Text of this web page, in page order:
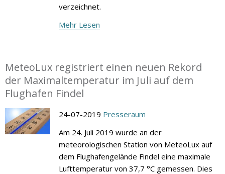
verzeichnet.
Mehr Lesen
MeteoLux registriert einen neuen Rekord
der Maximaltemperatur im Juli auf dem
Flughafen Findel
24-07-2019 Presseraum
Am 24. Juli 2019 wurde an der
meteorologischen Station von MeteoLux auf
dem Flughafengelände Findel eine maximale
Lufttemperatur von 37,7 °C gemessen. Dies